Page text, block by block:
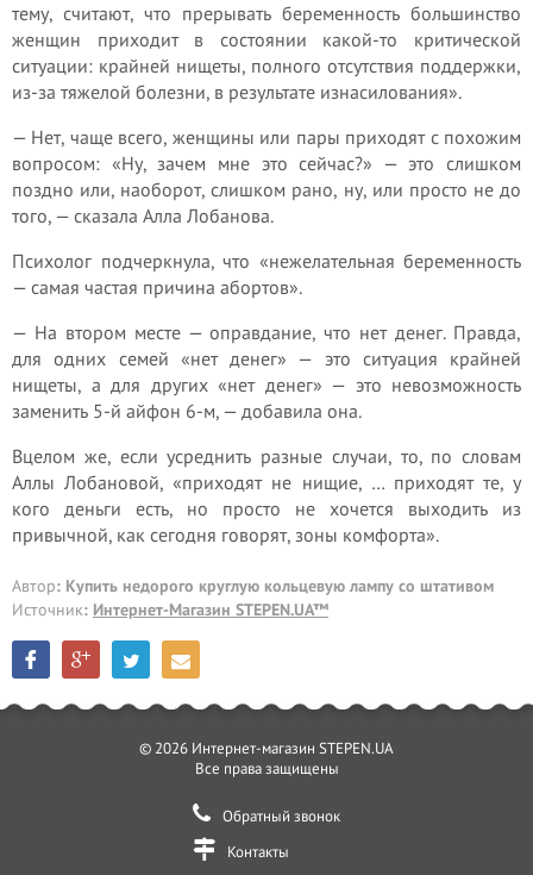
тему, считают, что прерывать беременность большинство
женщин приходит в состоянии какой-то критической
ситуации: крайней нищеты, полного отсутствия поддержки,
из-за тяжелой болезни, в результате изнасилования».
— Нет, чаще всего, женщины или пары приходят с похожим
вопросом: «Ну, зачем мне это сейчас?» — это слишком
поздно или, наоборот, слишком рано, ну, или просто не до
того, — сказала Алла Лобанова.
Психолог подчеркнула, что «нежелательная беременность
— самая частая причина абортов».
— На втором месте — оправдание, что нет денег. Правда,
для одних семей «нет денег» — это ситуация крайней
нищеты, а для других «нет денег» — это невозможность
заменить 5-й айфон 6-м, — добавила она.
Вцелом же, если усреднить разные случаи, то, по словам
Аллы Лобановой, «приходят не нищие, … приходят те, у
кого деньги есть, но просто не хочется выходить из
привычной, как сегодня говорят, зоны комфорта».
Автор: Купить недорого круглую кольцевую лампу со штативом
Источник: Интернет-Магазин STEPEN.UA™
© 2026 Интернет-магазин STEPEN.UA
Все права защищены
Обратный звонок
Контакты